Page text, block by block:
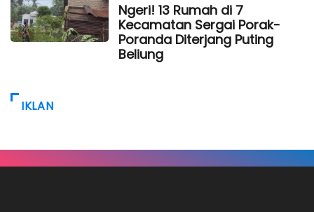
Ngeri! 13 Rumah di 7
Kecamatan Sergai Porak-
Poranda Diterjang Puting
Beliung
IKLAN